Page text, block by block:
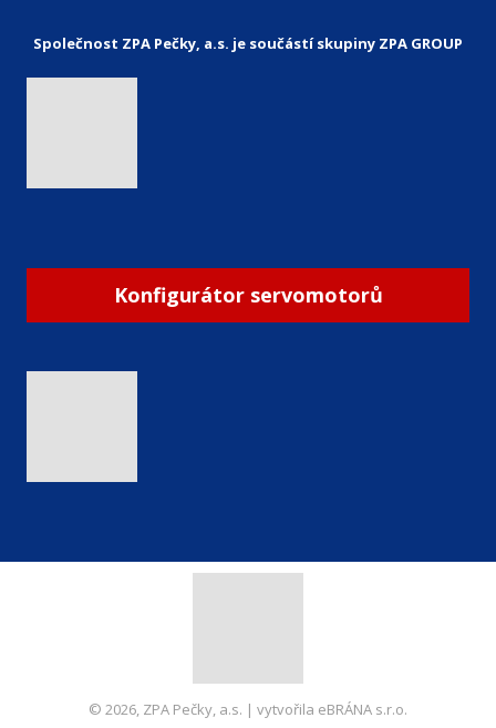
Společnost ZPA Pečky, a.s. je součástí skupiny ZPA GROUP
Konfigurátor servomotorů
© 2026, ZPA Pečky, a.s. | vytvořila eBRÁNA s.r.o.